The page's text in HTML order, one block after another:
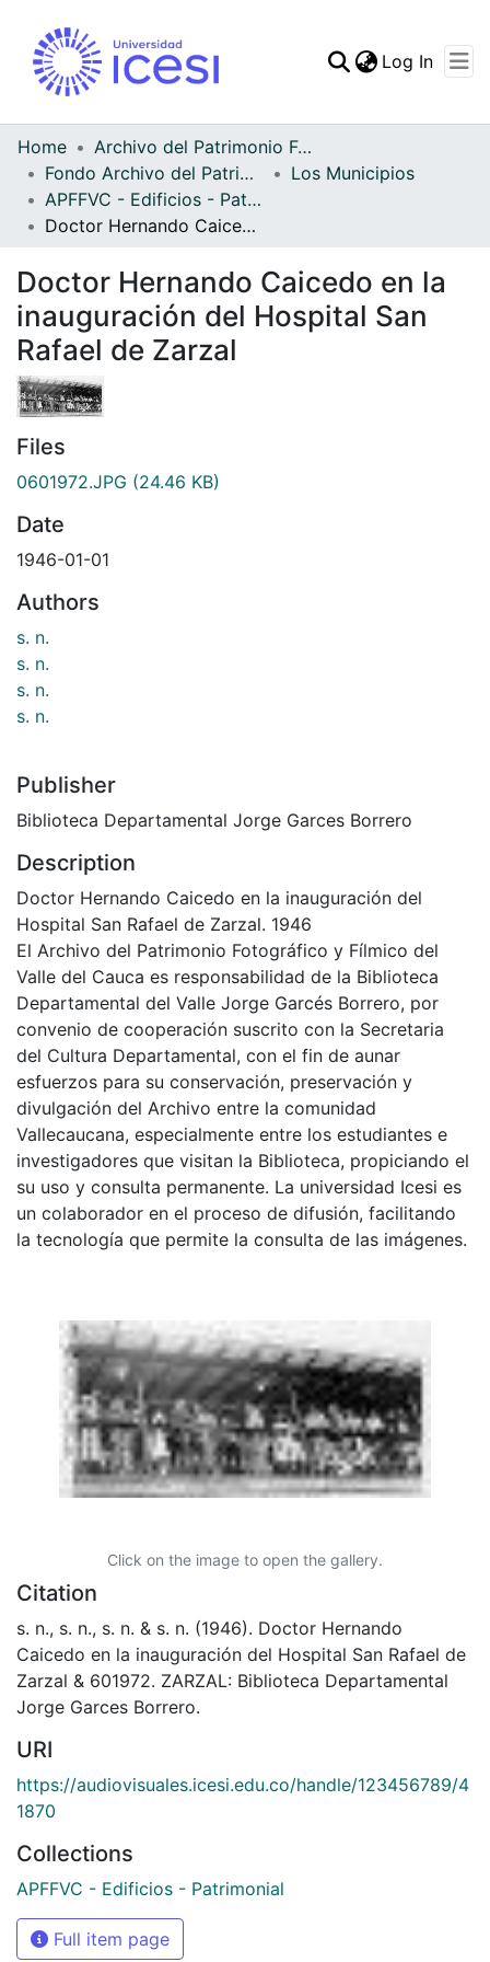
Statistics
Log In
Home
Archivo del Patrimonio Fotográfico y Fílmico del Valle del Cauca
Fondo Archivo del Patrimonio Fotográfico y Fílmico del Valle del Cauca
Los Municipios
APFFVC - Edificios - Patrimonial
Doctor Hernando Caicedo en la inauguración del Hospital San Rafael de Zarzal
Doctor Hernando Caicedo en la
inauguración del Hospital San
Rafael de Zarzal
Files
0601972.JPG (24.46 KB)
Date
1946-01-01
Authors
s. n.
s. n.
s. n.
s. n.
Publisher
Biblioteca Departamental Jorge Garces Borrero
Description
Doctor Hernando Caicedo en la inauguración del
Hospital San Rafael de Zarzal. 1946
El Archivo del Patrimonio Fotográfico y Fílmico del
Valle del Cauca es responsabilidad de la Biblioteca
Departamental del Valle Jorge Garcés Borrero, por
convenio de cooperación suscrito con la Secretaria
del Cultura Departamental, con el fin de aunar
esfuerzos para su conservación, preservación y
divulgación del Archivo entre la comunidad
Vallecaucana, especialmente entre los estudiantes e
investigadores que visitan la Biblioteca, propiciando el
su uso y consulta permanente. La universidad Icesi es
un colaborador en el proceso de difusión, facilitando
la tecnología que permite la consulta de las imágenes.
Click on the image to open the gallery.
Citation
s. n., s. n., s. n. & s. n. (1946). Doctor Hernando
Caicedo en la inauguración del Hospital San Rafael de
Zarzal & 601972. ZARZAL: Biblioteca Departamental
Jorge Garces Borrero.
URI
https://audiovisuales.icesi.edu.co/handle/123456789/4
1870
Collections
APFFVC - Edificios - Patrimonial
Full item page